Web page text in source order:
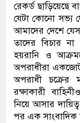
রেকর্ড ছাড়িয়েছে
যেটা কোনো সভ্য
আমাদের দেশে
তাদের বিচার না
হয়রানি ও
অপরাধীরা
অপরাধী চক্রের
রক্ষাকারী
নিয়ে আসার
পর এক সাংবাদিক